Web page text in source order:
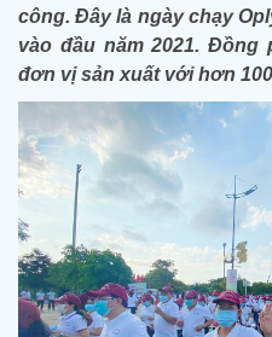
công. Đây là ngày chạy
vào đầu năm 2021. Đồng
đơn vị sản xuất với hơn